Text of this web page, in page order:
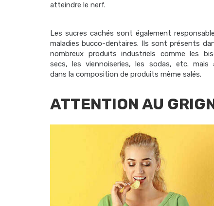
atteindre le nerf.
Les sucres cachés sont également
maladies bucco-dentaires. Ils sont présents
nombreux produits industriels comme les
secs, les viennoiseries, les sodas, etc. mais
dans la composition de produits même salés.
ATTENTION AU